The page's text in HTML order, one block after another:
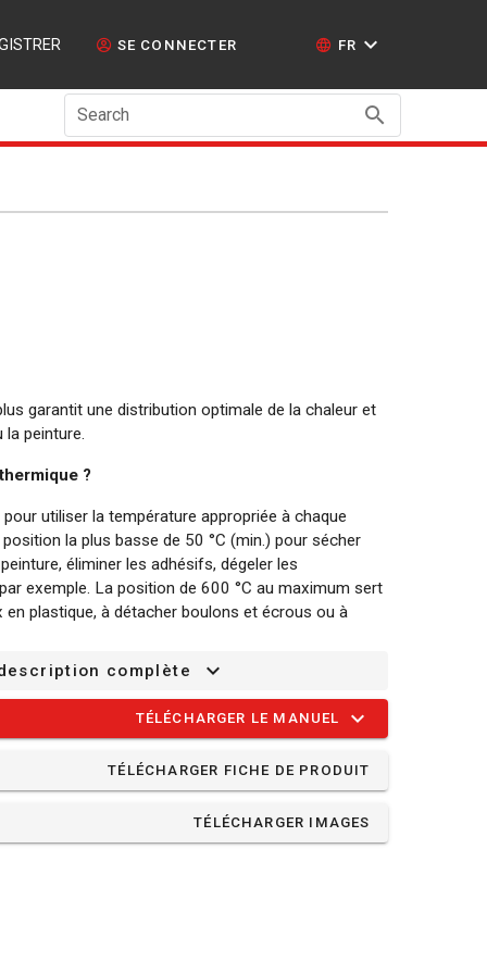
SE CONNECTER FR
Search
garantit une distribution optimale de la chaleur et
la peinture.
?
utiliser la température appropriée à chaque
la plus basse de 50 °C (min.) pour sécher
éliminer les adhésifs, dégeler les
exemple. La position de 600 °C au maximum sert
plastique, à détacher boulons et écrous ou à
thermique :
est très isolée. Elle vous protège de la chaleur
de le tenir fermement à tout moment.
lire la température que vous utilisez sur l'écran
complète
TÉLÉCHARGER LE MANUEL
TÉLÉCHARGER FICHE DE PRODUIT
TÉLÉCHARGER IMAGES